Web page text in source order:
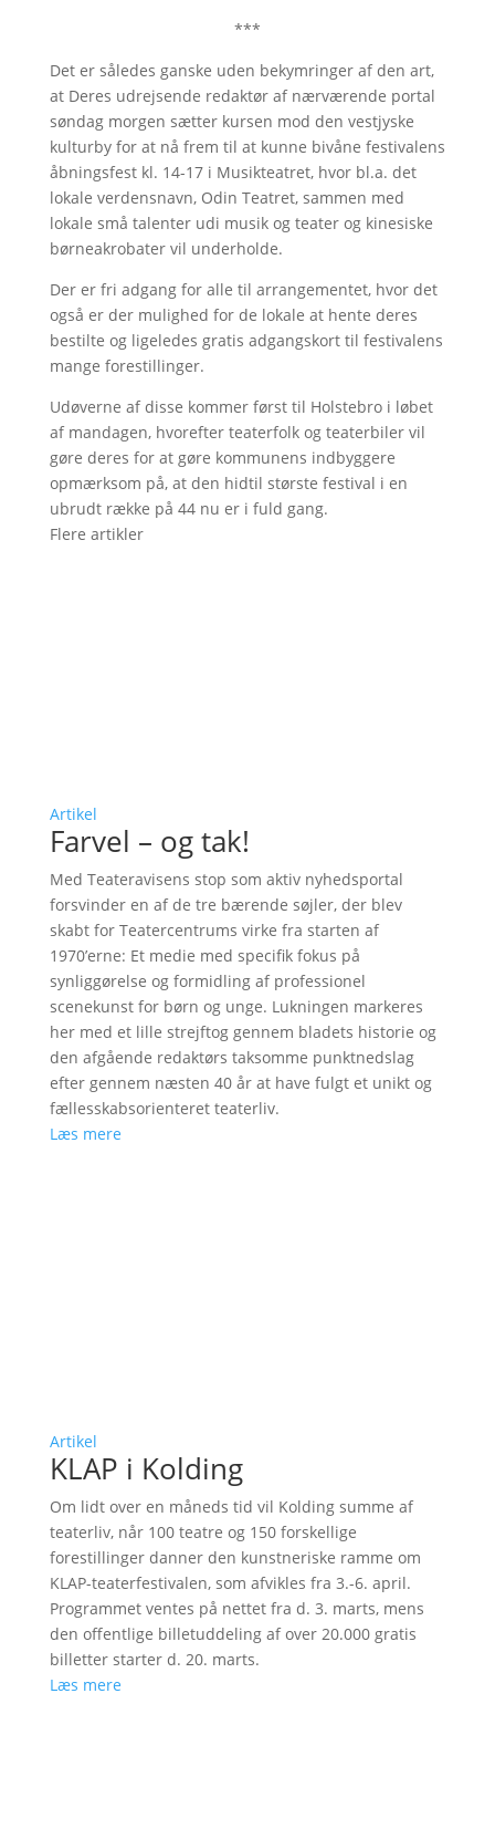
***
Det er således ganske uden bekymringer af den art,
at Deres udrejsende redaktør af nærværende portal
søndag morgen sætter kursen mod den vestjyske
kulturby for at nå frem til at kunne bivåne festivalens
åbningsfest kl. 14-17 i Musikteatret, hvor bl.a. det
lokale verdensnavn, Odin Teatret, sammen med
lokale små talenter udi musik og teater og kinesiske
børneakrobater vil underholde.
Der er fri adgang for alle til arrangementet, hvor det
også er der mulighed for de lokale at hente deres
bestilte og ligeledes gratis adgangskort til festivalens
mange forestillinger.
Udøverne af disse kommer først til Holstebro i løbet
af mandagen, hvorefter teaterfolk og teaterbiler vil
gøre deres for at gøre kommunens indbyggere
opmærksom på, at den hidtil største festival i en
ubrudt række på 44 nu er i fuld gang.
Flere artikler
Artikel
Farvel – og tak!
Med Teateravisens stop som aktiv nyhedsportal
forsvinder en af de tre bærende søjler, der blev
skabt for Teatercentrums virke fra starten af
1970’erne: Et medie med specifik fokus på
synliggørelse og formidling af professionel
scenekunst for børn og unge. Lukningen markeres
her med et lille strejftog gennem bladets historie og
den afgående redaktørs taksomme punktnedslag
efter gennem næsten 40 år at have fulgt et unikt og
fællesskabsorienteret teaterliv.
Læs mere
Artikel
KLAP i Kolding
Om lidt over en måneds tid vil Kolding summe af
teaterliv, når 100 teatre og 150 forskellige
forestillinger danner den kunstneriske ramme om
KLAP-teaterfestivalen, som afvikles fra 3.-6. april.
Programmet ventes på nettet fra d. 3. marts, mens
den offentlige billetuddeling af over 20.000 gratis
billetter starter d. 20. marts.
Læs mere